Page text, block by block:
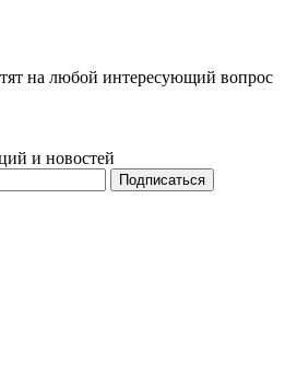
на любой интересующий вопрос
и новостей
Подписаться